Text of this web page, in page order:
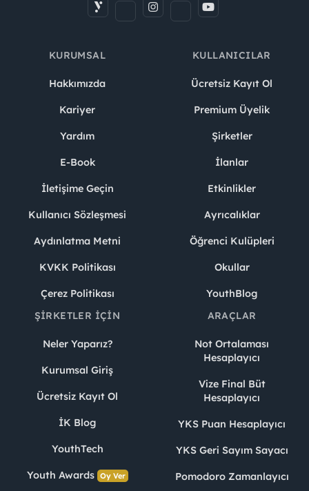
KURUMSAL
Hakkımızda
Kariyer
Yardım
E-Book
İletişime Geçin
Kullanıcı Sözleşmesi
Aydınlatma Metni
KVKK Politikası
Çerez Politikası
KULLANICILAR
Ücretsiz Kayıt Ol
Premium Üyelik
Şirketler
İlanlar
Etkinlikler
Ayrıcalıklar
Öğrenci Kulüpleri
Okullar
YouthBlog
ŞIRKETLER İÇIN
Neler Yaparız?
Kurumsal Giriş
Ücretsiz Kayıt Ol
İK Blog
YouthTech
Youth Awards Oy Ver
ARAÇLAR
Not Ortalaması
Hesaplayıcı
Vize Final Büt
Hesaplayıcı
YKS Puan Hesaplayıcı
YKS Geri Sayım Sayacı
Pomodoro Zamanlayıcı